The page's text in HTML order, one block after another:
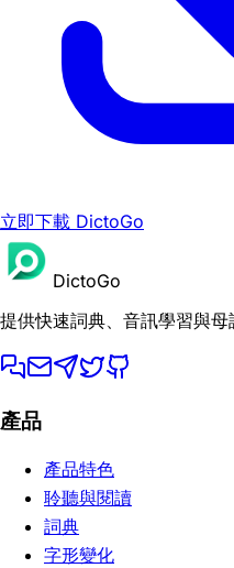
立即下載 DictoGo
DictoGo
提供快速詞典、音訊學習與母
產品
產品特色
聆聽與閱讀
詞典
字形變化